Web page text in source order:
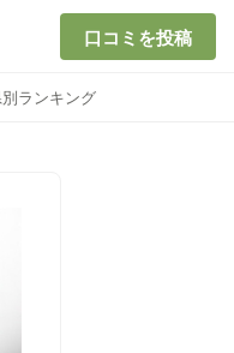
口コミを投稿
ランキング